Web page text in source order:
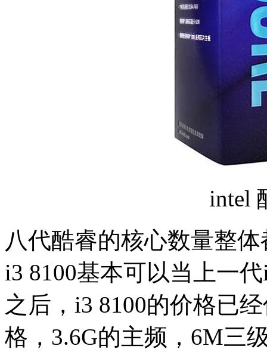
intel
八代酷睿的核心数量整
i3 8100基本可以当上一
之后，i3 8100的价格已
格，3.6G的主频，6M三